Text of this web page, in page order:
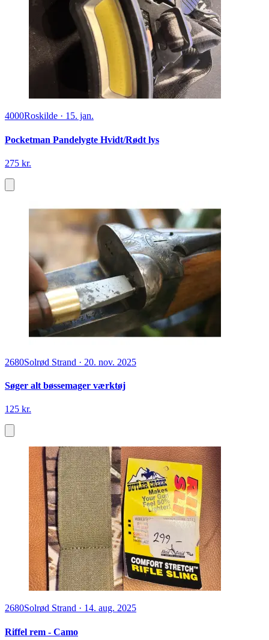
4000Roskilde · 15. jan.
Pocketman Pandelygte Hvidt/Rødt lys
275 kr.
2680Solrød Strand · 20. nov. 2025
Søger alt bøssemager værktøj
125 kr.
2680Solrød Strand · 14. aug. 2025
Riffel rem - Camo